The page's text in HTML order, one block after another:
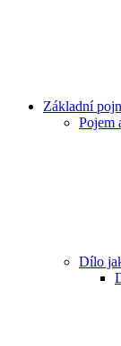
Základní
Pojem
Dílo